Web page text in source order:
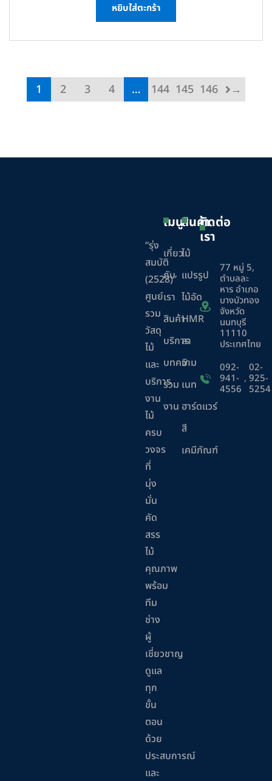
หยิบใส่ตะกร้า
1 2 3 4 … 144 145 146 →
“รุ่ง
สมบัติ
(2528)”
ศูนย์
รวม
วัสดุ
ไม้
และ
บริการ
งาน
ไม้
ครบ
วงจร
ที่
มุ่ง
มั่น
คัด
สรร
ไม้
คุณภาพ
พร้อม
ทีม
ช่าง
ผู้
เชี่ยวชาญ
ดูแล
ทุก
ขั้น
ตอน
ด้วย
ประสบการณ์
และ
เมนู
เกี่ยว
กับ
เรา
สินค้า
บริการ
บทความ
ร่วม
งาน
สินค้า
ไม้
แปรรูป
ไม้อัด
HMR
ลา
มิ
เนท
ฮาร์ดแวร์
สี
เคมีภัณฑ์
ติดต่อ
เรา
77 หมู่ 5,
ตำบลละ
หาร อำเภอ
บางบัวทอง
จังหวัด
นนทบุรี
11110
ประเทศไทย
092-
941-
4556
,
02-
925-
5254